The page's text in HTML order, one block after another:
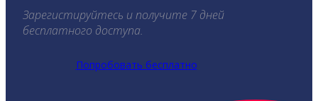
Зарегистируйтесь и получите 7 дней
бесплатного доступа.
Попробовать бесплатно